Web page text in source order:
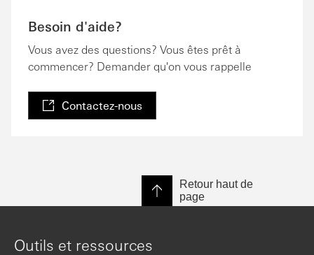
Besoin d'aide?
Vous avez des questions? Vous êtes prêt à
commencer? Demander qu'on vous rappelle
Contactez-nous
Retour haut de
page
Outils et ressources